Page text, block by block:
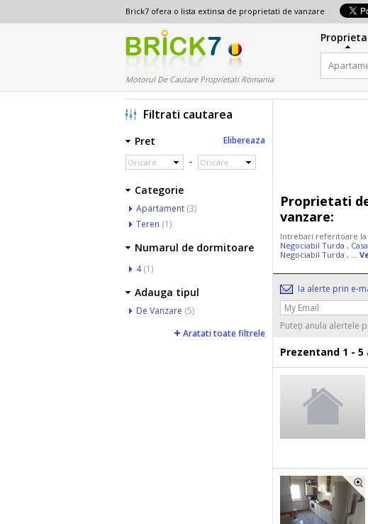
Brick7 ofera o lista extinsa de proprietati de vanzare
Motorul De Cautare Proprietati Romania
Proprietati
vanzare:
Intrebari referitoare la
Negociabil Turda ,
Negociabil Turda , ...
Ia alerte prin e-
Puteți anula alertele
Prezentand 1 - 5
Filtrati cautarea
Pret Elibereaza
Oricare - Oricare
Categorie
Apartament (3)
Teren (1)
Numarul de dormitoare
4(1)
Adauga tipul
De Vanzare (5)
Aratati toate filtrele